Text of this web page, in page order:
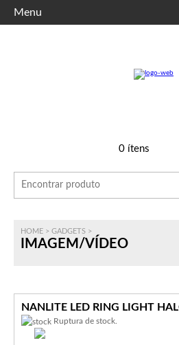
Menu
0ítens
HOME > GADGETS >
IMAGEM/VÍDEO
NANLITE LED RING LIGHT
Ruptura de stock.